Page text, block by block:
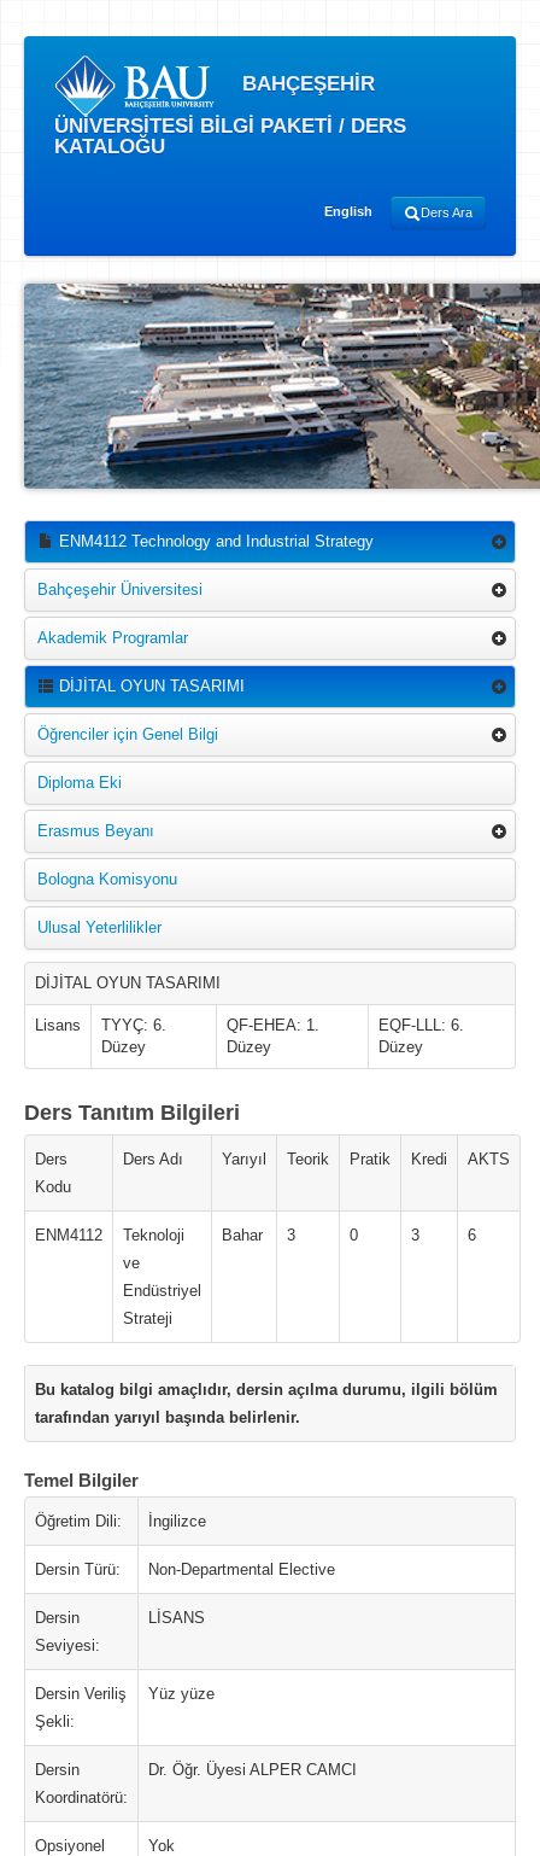
BAHÇEŞEHİR
ÜNİVERSİTESİ BİLGİ PAKETİ / DERS
KATALOĞU
English Ders Ara
ENM4112 Technology and Industrial Strategy
Bahçeşehir Üniversitesi
Akademik Programlar
DİJİTAL OYUN TASARIMI
Öğrenciler için Genel Bilgi
Diploma Eki
Erasmus Beyanı
Bologna Komisyonu
Ulusal Yeterlilikler
DİJİTAL OYUN TASARIMI
Lisans
TYYÇ: 6.
Düzey
QF-EHEA: 1.
Düzey
EQF-LLL: 6.
Düzey
Ders Tanıtım Bilgileri
Ders
Kodu
Ders Adı Yarıyıl Teorik Pratik Kredi AKTS
ENM4112
Teknoloji
ve
Endüstriyel
Strateji
Bahar 3 0 3 6
Bu katalog bilgi amaçlıdır, dersin açılma durumu, ilgili bölüm
tarafından yarıyıl başında belirlenir.
Temel Bilgiler
Öğretim Dili: İngilizce
Dersin Türü: Non-Departmental Elective
Dersin
Seviyesi:
LİSANS
Dersin Veriliş
Şekli:
Yüz yüze
Dersin
Koordinatörü:
Dr. Öğr. Üyesi ALPER CAMCI
Opsiyonel
Yok